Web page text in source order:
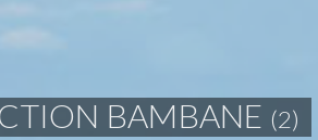
BAMBANE (2)